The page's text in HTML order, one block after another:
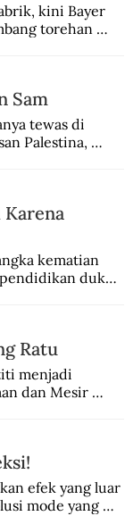
kini Bayer
torehan
Sam
tewas di
Palestina,
kematian
dukun
Ratu
menjadi
dan Mesir
efek yang luar
mode yang